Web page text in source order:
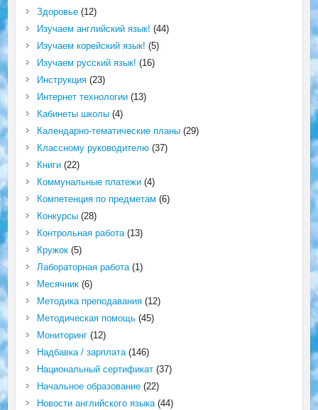
Здоровье(12)
Изучаем английский язык! (44)
Изучаем корейский язык! (5)
Изучаем русский язык! (16)
Инструкция(23)
Интернет технологии(13)
Кабинеты школы(4)
Календарно-тематические планы(29)
Классному руководителю(37)
Книги(22)
Коммунальные платежи(4)
Компетенция по предметам (6)
Конкурсы(28)
Контрольная работа(13)
Кружок(5)
Лабораторная работа(1)
Месячник(6)
Методика преподавания(12)
Методическая помощь(45)
Мониторинг(12)
Надбавка / зарплата(146)
Национальный сертификат(37)
Начальное образование(22)
Новости английского языка(44)